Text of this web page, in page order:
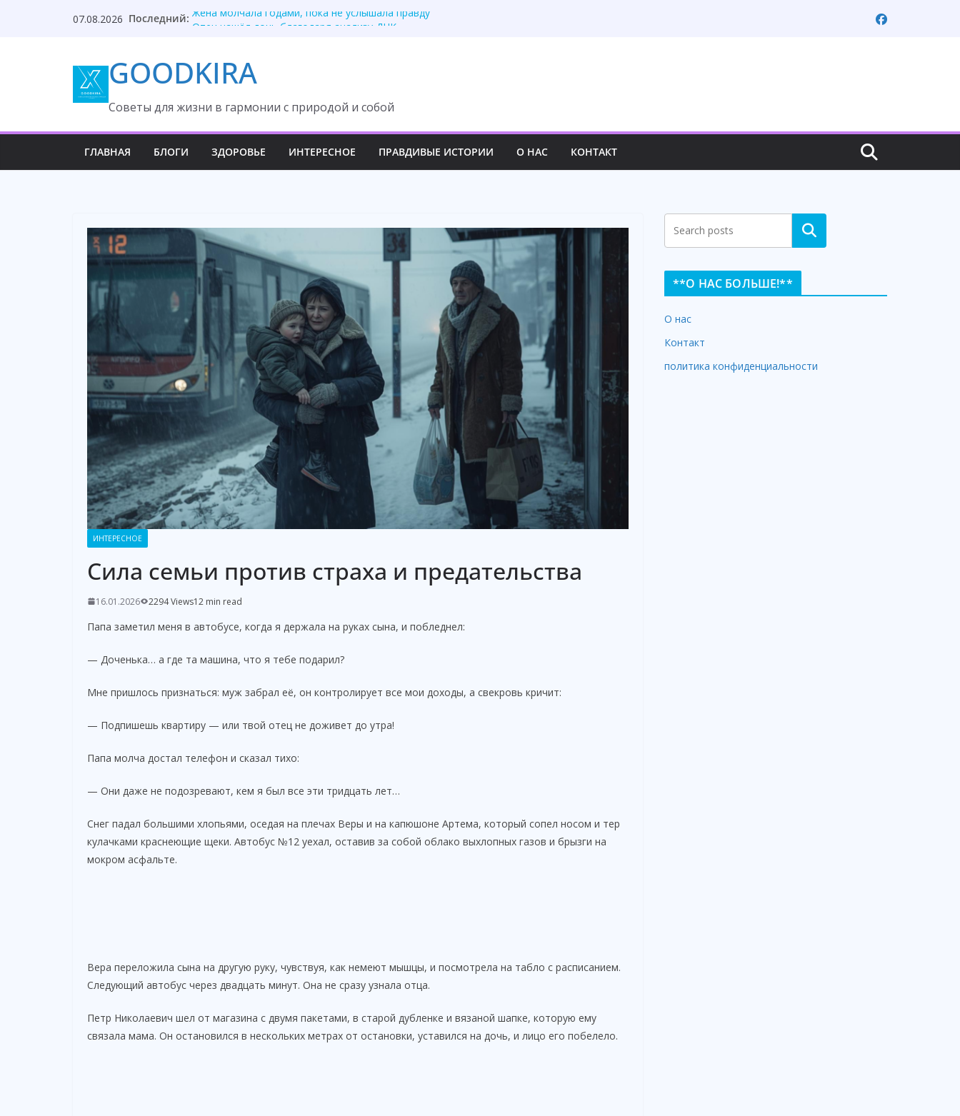
07.08.2026 Последний: Жена молчала годами, пока не услышала правду
Правда разрушила девятнадцать лет брака
Невестка молчала, правда спасла всю семью
GOODKIRA
Cоветы для жизни в гармонии с природой и собой
ГЛАВНАЯ БЛОГИ ЗДОРОВЬЕ ИНТЕРЕСНОЕ ПРАВДИВЫЕ ИСТОРИИ О НАС КОНТАКТ
ИНТЕРЕСНОЕ
Сила семьи против страха и предательства
16.01.2026 2294 Views12 min read
Папа заметил меня в автобусе, когда я держала на руках сына, и побледнел:
— Доченька… а где та машина, что я тебе подарил?
Мне пришлось признаться: муж забрал её, он контролирует все мои доходы, а свекровь кричит:
— Подпишешь квартиру — или твой отец не доживет до утра!
Папа молча достал телефон и сказал тихо:
— Они даже не подозревают, кем я был все эти тридцать лет…
Снег падал большими хлопьями, оседая на плечах Веры и на капюшоне Артема, который сопел носом и тер
кулачками краснеющие щеки. Автобус №12 уехал, оставив за собой облако выхлопных газов и брызги на
мокром асфальте.
Вера переложила сына на другую руку, чувствуя, как немеют мышцы, и посмотрела на табло с расписанием.
Следующий автобус через двадцать минут. Она не сразу узнала отца.
Петр Николаевич шел от магазина с двумя пакетами, в старой дубленке и вязаной шапке, которую ему
связала мама. Он остановился в нескольких метрах от остановки, уставился на дочь, и лицо его побелело.
Search
**О НАС БОЛЬШЕ!**
О нас
Контакт
политика конфиденциальности